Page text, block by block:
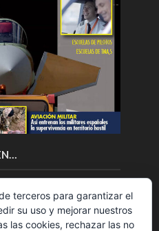
terceros para garantizar el
su uso y mejorar nuestros
las cookies, rechazar las no